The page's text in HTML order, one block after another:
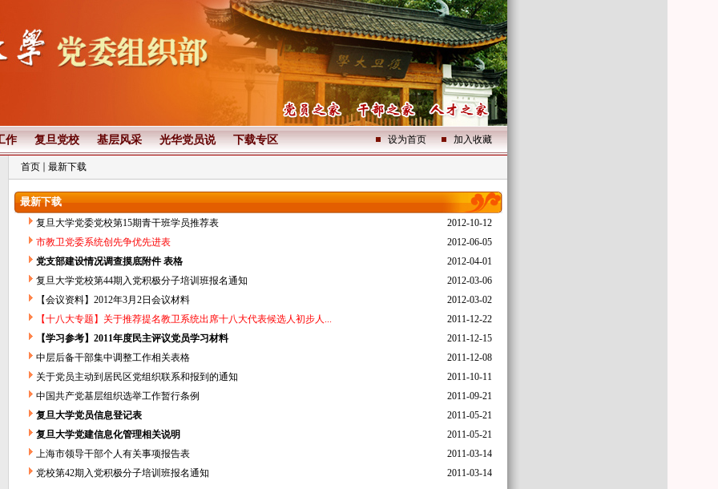
作 复旦党校 基层风采 光华党员说 下载专区 设为首页 加入收藏
首页 最新下载
最新下载
复旦大学党委党校第15期青干班学员推荐表
2012-10-12
市教卫党委系统创先争优先进表
2012-06-05
党支部建设情况调查摸底附件 表格
2012-04-01
复旦大学党校第44期入党积极分子培训班报名通知
2012-03-06
【会议资料】2012年3月2日会议材料
2012-03-02
【十八大专题】关于推荐提名教卫系统出席十八大代表候选人初步人...
2011-12-22
【学习参考】2011年度民主评议党员学习材料
2011-12-15
中层后备干部集中调整工作相关表格
2011-12-08
关于党员主动到居民区党组织联系和报到的通知
2011-10-11
中国共产党基层组织选举工作暂行条例
2011-09-21
复旦大学党员信息登记表
2011-05-21
复旦大学党建信息化管理相关说明
2011-05-21
上海市领导干部个人有关事项报告表
2011-03-14
党校第42期入党积极分子培训班报名通知
2011-03-14